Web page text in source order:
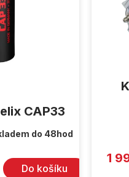
CAP33
do 48hod
Do košíku
1